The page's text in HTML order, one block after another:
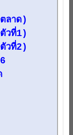
ลาด)
วที่1)
วที่2)